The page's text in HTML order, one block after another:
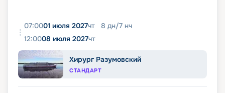
07:0001 июля 2027чт 8 дн/7 нч
12:0008 июля 2027чт
Хирург Разумовский
СТАНДАРТ